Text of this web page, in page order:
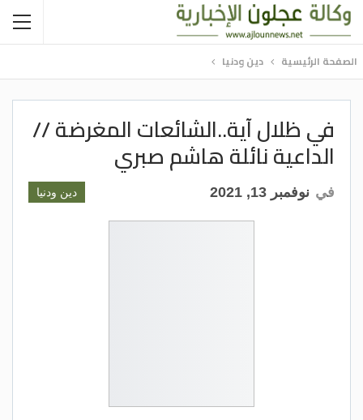
الصفحة الرئيسية دين ودنيا
في ظلال آية..الشائعات المغرضة //
الداعية نائلة هاشم صبري
دين ودنيا في نوفمبر 13, 2021